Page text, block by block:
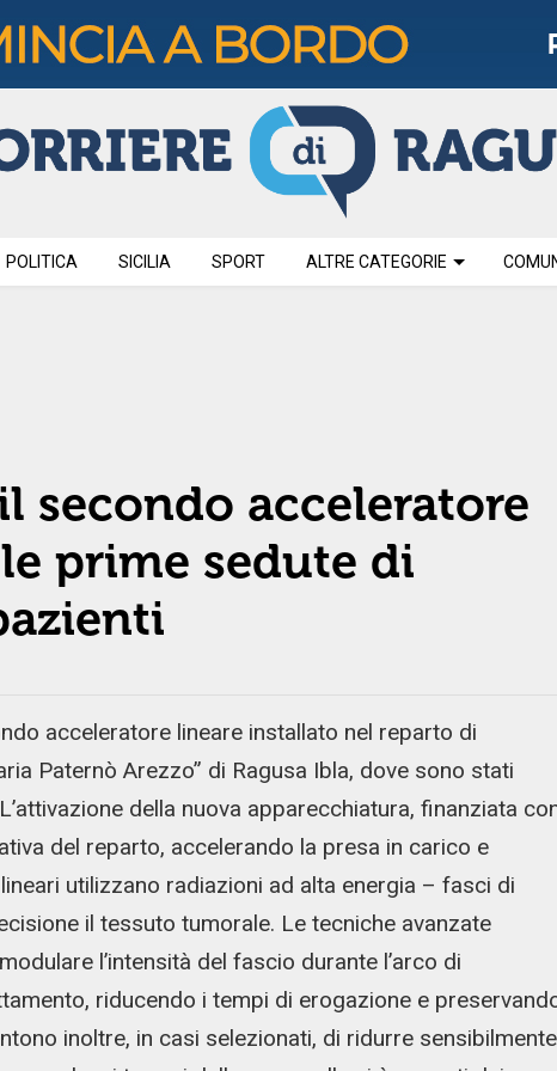
POLITICA SICILIA SPORT ALTRE CATEGORIE
secondo acceleratore
prime sedute di
acceleratore lineare installato nel reparto di
Paternò Arezzo” di Ragusa Ibla, dove sono stati
della nuova apparecchiatura, finanziata
del reparto, accelerando la presa in carico e
utilizzano radiazioni ad alta energia – fasci di
il tessuto tumorale. Le tecniche avanzate
l’intensità del fascio durante l’arco di
riducendo i tempi di erogazione e
inoltre, in casi selezionati, di ridurre sensibilmente